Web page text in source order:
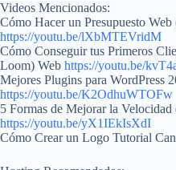
Videos Mencionados:
Cómo Hacer un Presupuesto
https://youtu.be/lXbMTEVridM
Cómo Conseguir tus Primeros
Loom) Web https://youtu.be/
Mejores Plugins para WordPress
https://youtu.be/K2OdhuWTOFw
5 Formas de Mejorar la Velocidad
https://youtu.be/yX1IEkIsXdI
Cómo Crear un Logo Tutorial